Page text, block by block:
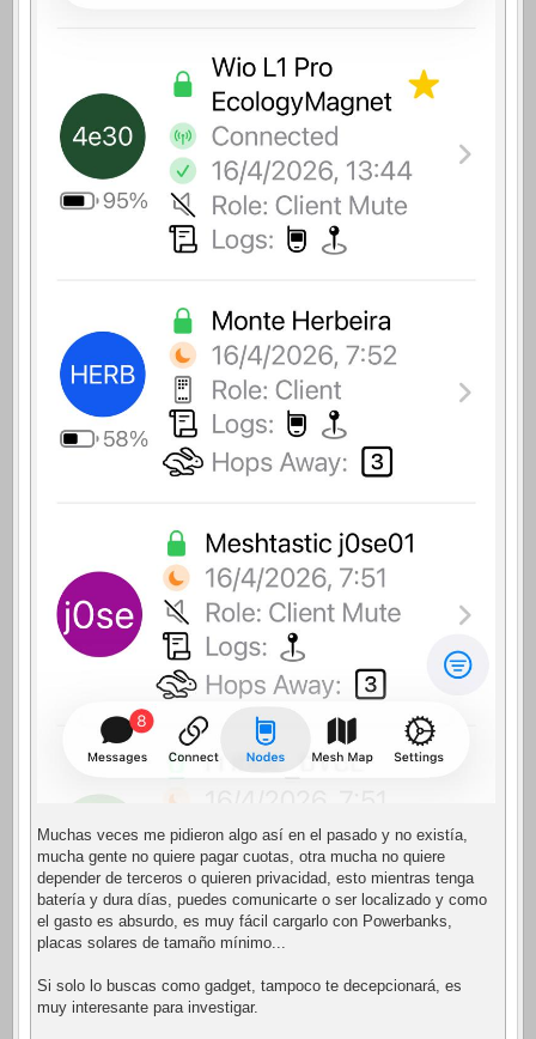
Muchas veces me pidieron algo así en el pasado y no existía,
mucha gente no quiere pagar cuotas, otra mucha no quiere
depender de terceros o quieren privacidad, esto mientras tenga
batería y dura días, puedes comunicarte o ser localizado y como
el gasto es absurdo, es muy fácil cargarlo con Powerbanks,
placas solares de tamaño mínimo...
Si solo lo buscas como gadget, tampoco te decepcionará, es
muy interesante para investigar.